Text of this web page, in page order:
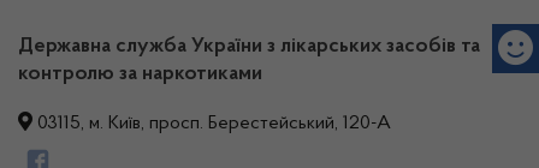
Державна служба України з лікарських засобів та
контролю за наркотиками
03115, м. Київ, просп. Берестейський, 120-А